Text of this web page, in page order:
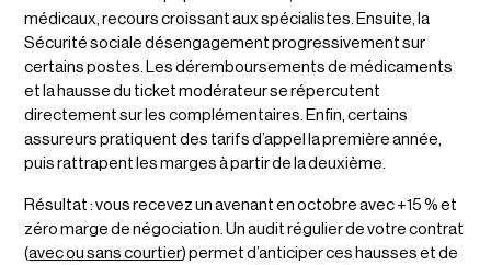
médicaux, recours croissant aux spécialistes. Ensuite, la
Sécurité sociale désengagement progressivement sur
certains postes. Les déremboursements de médicaments
et la hausse du ticket modérateur se répercutent
directement sur les complémentaires. Enfin, certains
assureurs pratiquent des tarifs d’appel la première année,
puis rattrapent les marges à partir de la deuxième.
Résultat : vous recevez un avenant en octobre avec +15 % et
zéro marge de négociation. Un audit régulier de votre contrat
(avec ou sans courtier) permet d’anticiper ces hausses et de